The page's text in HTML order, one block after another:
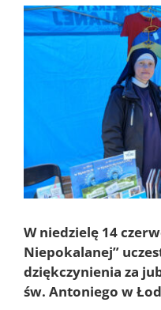
Pokaż
większy
W niedzielę 14
Niepokalanej”
dziękczynienia za
św. Antoniego w